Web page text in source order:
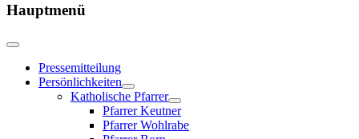
Hauptmenü
Pressemitteilung
Persönlichkeiten
Katholische Pfarrer
Pfarrer Keutner
Pfarrer Wohlrabe